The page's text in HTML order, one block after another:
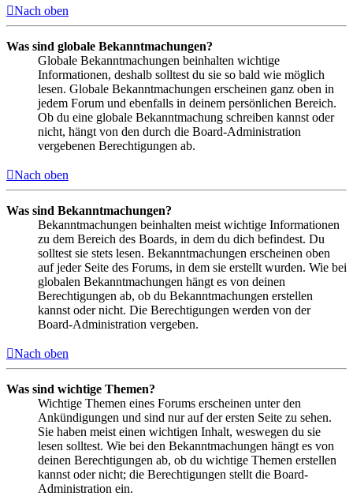
Nach oben
Was sind globale Bekanntmachungen?
Globale Bekanntmachungen beinhalten wichtige
Informationen, deshalb solltest du sie so bald wie möglich
lesen. Globale Bekanntmachungen erscheinen ganz oben in
jedem Forum und ebenfalls in deinem persönlichen Bereich.
Ob du eine globale Bekanntmachung schreiben kannst oder
nicht, hängt von den durch die Board-Administration
vergebenen Berechtigungen ab.
Nach oben
Was sind Bekanntmachungen?
Bekanntmachungen beinhalten meist wichtige Informationen
zu dem Bereich des Boards, in dem du dich befindest. Du
solltest sie stets lesen. Bekanntmachungen erscheinen oben
auf jeder Seite des Forums, in dem sie erstellt wurden. Wie bei
globalen Bekanntmachungen hängt es von deinen
Berechtigungen ab, ob du Bekanntmachungen erstellen
kannst oder nicht. Die Berechtigungen werden von der
Board-Administration vergeben.
Nach oben
Was sind wichtige Themen?
Wichtige Themen eines Forums erscheinen unter den
Ankündigungen und sind nur auf der ersten Seite zu sehen.
Sie haben meist einen wichtigen Inhalt, weswegen du sie
lesen solltest. Wie bei den Bekanntmachungen hängt es von
deinen Berechtigungen ab, ob du wichtige Themen erstellen
kannst oder nicht; die Berechtigungen stellt die Board-
Administration ein.